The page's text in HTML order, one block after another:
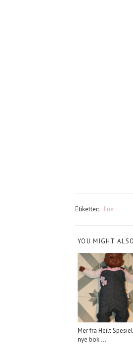
Etiketter: Lue
YOU MIGHT
Mer fra Heilt
nye bok ...